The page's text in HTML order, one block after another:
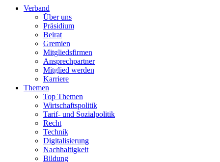
Verband
Über uns
Präsidium
Beirat
Gremien
Mitgliedsfirmen
Ansprechpartner
Mitglied werden
Karriere
Themen
Top Themen
Wirtschaftspolitik
Tarif- und Sozialpolitik
Recht
Technik
Digitalisierung
Nachhaltigkeit
Bildung